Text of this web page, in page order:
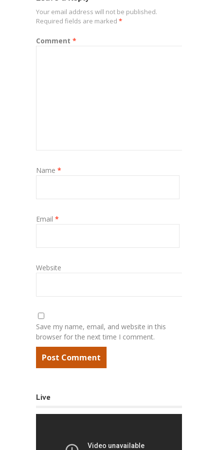
Your email address will not be published.
Required fields are marked *
Comment *
Name *
Email *
Website
Save my name, email, and website in this
browser for the next time I comment.
Live